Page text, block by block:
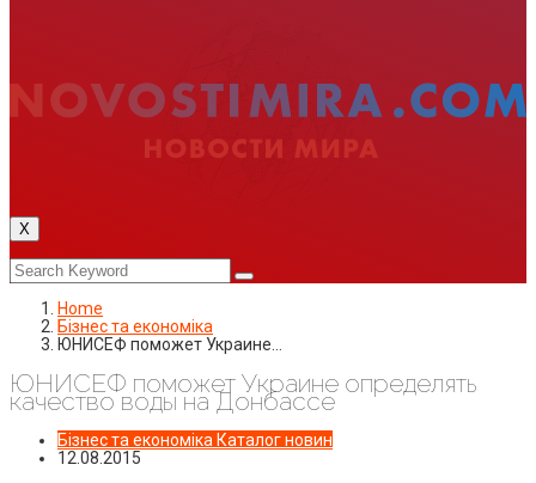
X
Home
Бізнес та економіка
ЮНИСЕФ поможет Украине…
ЮНИСЕФ поможет Украине определять
качество воды на Донбассе
Бізнес та економіка Каталог новин
12.08.2015